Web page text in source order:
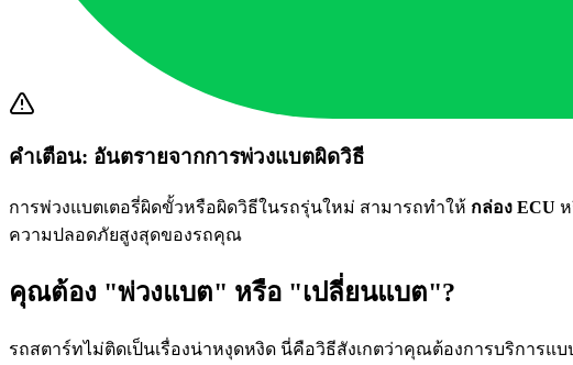
คำเตือน: อันตรายจากการพ่วงแบตผิดวิธี
การพ่วงแบตเตอรี่ผิดขั้วหรือผิดวิธีในรถรุ่นใหม่ สามารถทำให้ กล่อง ECU
ความปลอดภัยสูงสุดของรถคุณ
คุณต้อง "พ่วงแบต" หรือ "เปลี่ยนแบต"?
รถสตาร์ทไม่ติดเป็นเรื่องน่าหงุดหงิด นี่คือวิธีสังเกตว่าคุณต้องการบริการแบ